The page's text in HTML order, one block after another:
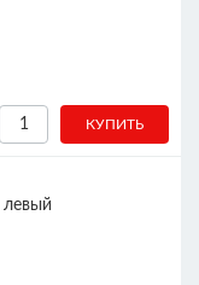
левый